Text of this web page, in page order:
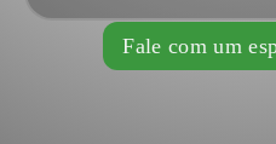
Fale com um